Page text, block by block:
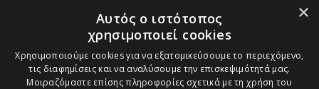
×
Αυτός ο ιστότοπος
χρησιμοποιεί cookies
Χρησιμοποιούμε cookies για να εξατομικεύσουμε το περιεχόμενο,
τις διαφημίσεις και να αναλύσουμε την επισκεψιμότητά μας.
Μοιραζόμαστε επίσης πληροφορίες σχετικά με τη χρήση του